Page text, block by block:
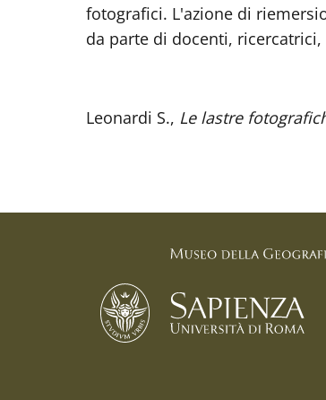
fotografici. L'azione di
da parte di docenti,
Leonardi S., Le lastre